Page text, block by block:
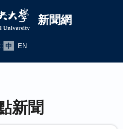
網
新聞網
中 EN
新聞